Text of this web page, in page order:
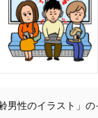
男性のイラスト」